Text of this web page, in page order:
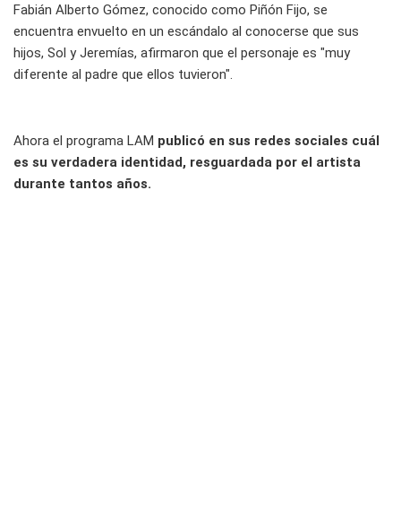
Fabián Alberto Gómez, conocido como Piñón Fijo, se
encuentra envuelto en un escándalo al conocerse que sus
hijos, Sol y Jeremías, afirmaron que el personaje es "muy
diferente al padre que ellos tuvieron".
Ahora el programa LAM publicó en sus redes sociales cuál
es su verdadera identidad, resguardada por el artista
durante tantos años.